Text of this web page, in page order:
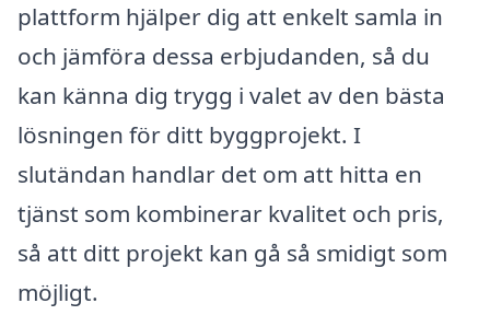
plattform hjälper dig att enkelt samla in
och jämföra dessa erbjudanden, så du
kan känna dig trygg i valet av den bästa
lösningen för ditt byggprojekt. I
slutändan handlar det om att hitta en
tjänst som kombinerar kvalitet och pris,
så att ditt projekt kan gå så smidigt som
möjligt.